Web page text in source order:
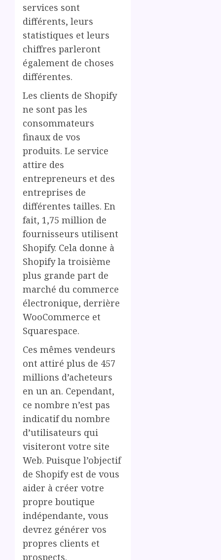
services sont
différents, leurs
statistiques et leurs
chiffres parleront
également de choses
différentes.
Les clients de Shopify
ne sont pas les
consommateurs
finaux de vos
produits. Le service
attire des
entrepreneurs et des
entreprises de
différentes tailles. En
fait, 1,75 million de
fournisseurs utilisent
Shopify. Cela donne à
Shopify la troisième
plus grande part de
marché du commerce
électronique, derrière
WooCommerce et
Squarespace.
Ces mêmes vendeurs
ont attiré plus de 457
millions d’acheteurs
en un an. Cependant,
ce nombre n’est pas
indicatif du nombre
d’utilisateurs qui
visiteront votre site
Web. Puisque l’objectif
de Shopify est de vous
aider à créer votre
propre boutique
indépendante, vous
devrez générer vos
propres clients et
prospects.